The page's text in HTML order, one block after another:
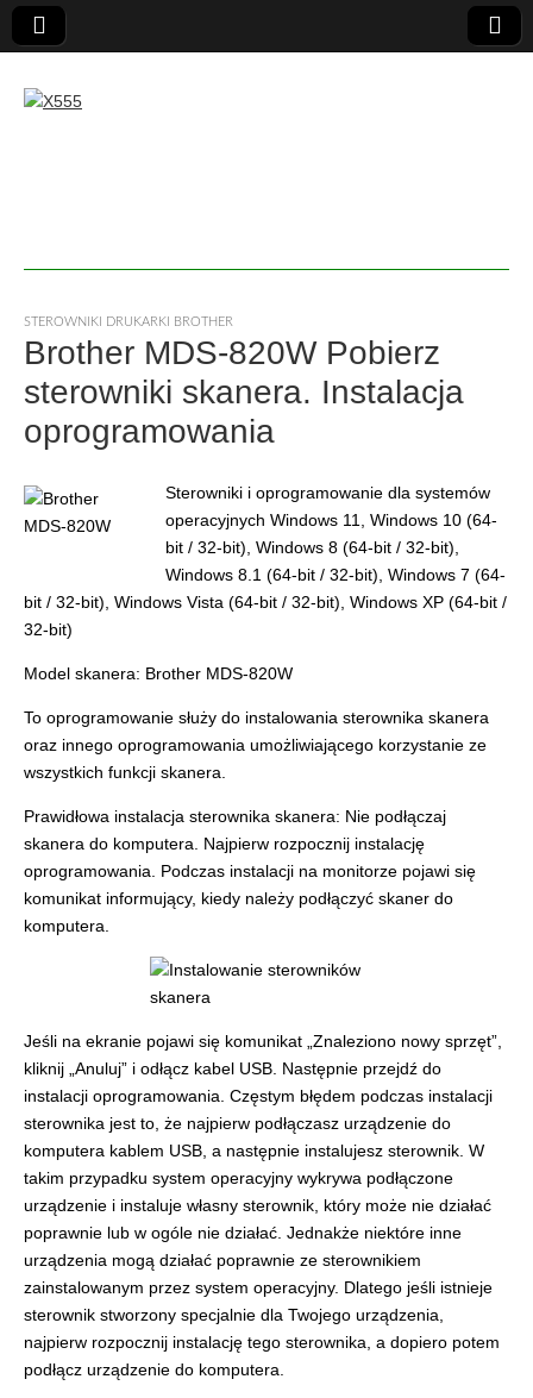
STEROWNIKI DRUKARKI BROTHER
Brother MDS-820W Pobierz
sterowniki skanera. Instalacja
oprogramowania
Sterowniki i oprogramowanie dla systemów
operacyjnych Windows 11, Windows 10 (64-
bit / 32-bit), Windows 8 (64-bit / 32-bit),
Windows 8.1 (64-bit / 32-bit), Windows 7 (64-
bit / 32-bit), Windows Vista (64-bit / 32-bit), Windows XP (64-bit /
32-bit)
Model skanera: Brother MDS-820W
To oprogramowanie służy do instalowania sterownika skanera
oraz innego oprogramowania umożliwiającego korzystanie ze
wszystkich funkcji skanera.
Prawidłowa instalacja sterownika skanera: Nie podłączaj
skanera do komputera. Najpierw rozpocznij instalację
oprogramowania. Podczas instalacji na monitorze pojawi się
komunikat informujący, kiedy należy podłączyć skaner do
komputera.
Jeśli na ekranie pojawi się komunikat „Znaleziono nowy sprzęt”,
kliknij „Anuluj” i odłącz kabel USB. Następnie przejdź do
instalacji oprogramowania. Częstym błędem podczas instalacji
sterownika jest to, że najpierw podłączasz urządzenie do
komputera kablem USB, a następnie instalujesz sterownik. W
takim przypadku system operacyjny wykrywa podłączone
urządzenie i instaluje własny sterownik, który może nie działać
poprawnie lub w ogóle nie działać. Jednakże niektóre inne
urządzenia mogą działać poprawnie ze sterownikiem
zainstalowanym przez system operacyjny. Dlatego jeśli istnieje
sterownik stworzony specjalnie dla Twojego urządzenia,
najpierw rozpocznij instalację tego sterownika, a dopiero potem
podłącz urządzenie do komputera.